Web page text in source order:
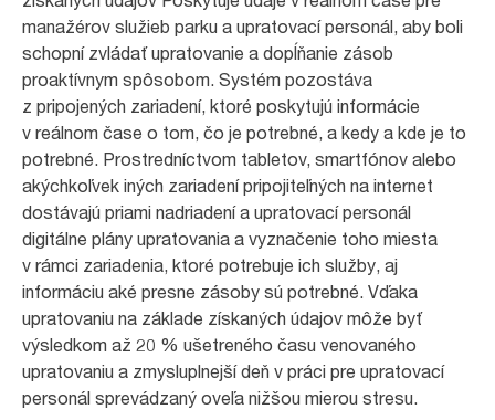
manažérov služieb parku a upratovací personál, aby boli
schopní zvládať upratovanie a dopĺňanie zásob
proaktívnym spôsobom. Systém pozostáva
z pripojených zariadení, ktoré poskytujú informácie
v reálnom čase o tom, čo je potrebné, a kedy a kde je to
potrebné. Prostredníctvom tabletov, smartfónov alebo
akýchkoľvek iných zariadení pripojiteľných na internet
dostávajú priami nadriadení a upratovací personál
digitálne plány upratovania a vyznačenie toho miesta
v rámci zariadenia, ktoré potrebuje ich služby, aj
informáciu aké presne zásoby sú potrebné. Vďaka
upratovaniu na základe získaných údajov môže byť
výsledkom až 20 % ušetreného času venovaného
upratovaniu a zmysluplnejší deň v práci pre upratovací
personál sprevádzaný oveľa nižšou mierou stresu.